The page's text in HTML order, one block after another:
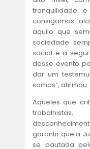
tranquilidade
consigamos
aquilo que
sociedade
social e a
desse evento
dar um
somos”, afirmou.
Aqueles que
garantir que a
se pautada